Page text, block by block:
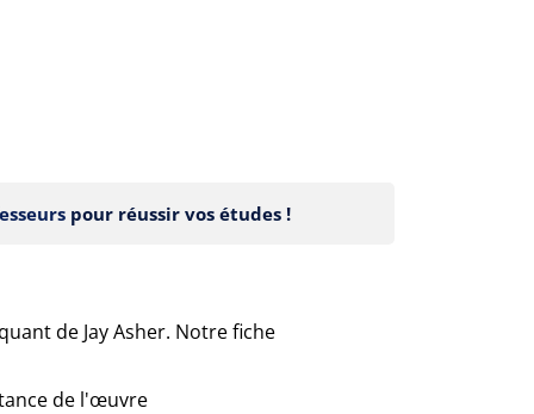
pour réussir vos études !
de Jay Asher. Notre fiche
de l'œuvre